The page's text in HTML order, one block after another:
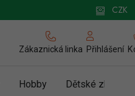
CZK
Zákaznická linka Přihlášení
Hobby Dětské zboží a